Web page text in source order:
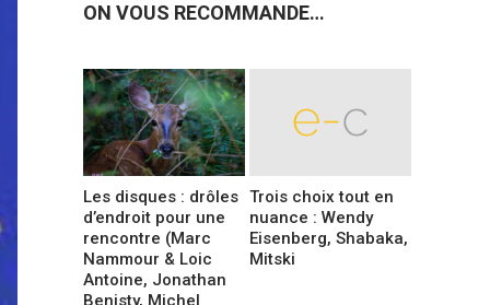
ON VOUS RECOMMANDE…
Les disques : drôles
d’endroit pour une
rencontre (Marc
Nammour & Loic
Antoine, Jonathan
Benisty, Michel
Trois choix tout en
nuance : Wendy
Eisenberg, Shabaka,
Mitski